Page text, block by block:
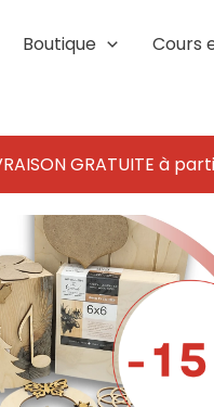
Boutique Cours
GRATUITE à